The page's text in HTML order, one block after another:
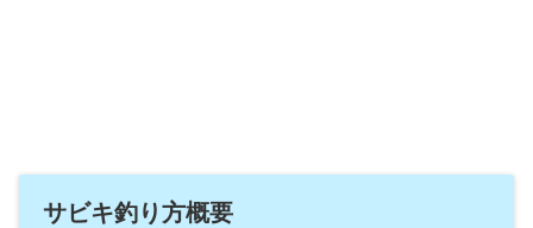
サビキ釣り方概要